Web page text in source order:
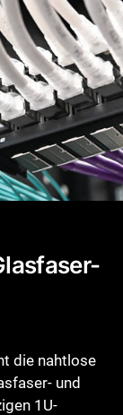
die nahtlose
und
1U-